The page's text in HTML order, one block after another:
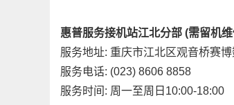
惠普服务接机站江北分部 (需留机
服务地址: 重庆市江北区观音桥赛
服务电话: (023) 8606 8858
服务时间: 周一至周日10:00-18:00